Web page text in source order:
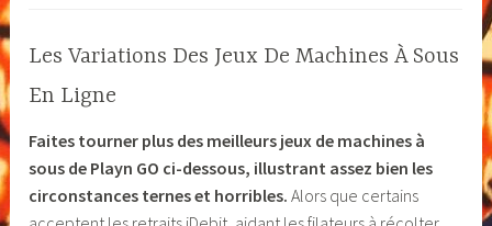
Les Variations Des Jeux De Machines À Sous
En Ligne
Faites tourner plus des meilleurs jeux de machines à
sous de Playn GO ci-dessous, illustrant assez bien les
circonstances ternes et horribles.Alors que certains